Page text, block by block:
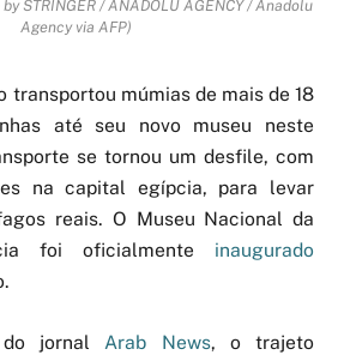
STRINGER / ANADOLU AGENCY / Anadolu
Agency via AFP)
transportou múmias de mais de 18
até seu novo museu neste
se tornou um desfile, com
na capital egípcia, para levar
reais. O Museu Nacional da
foi oficialmente inaugurado
jornal Arab News, o trajeto